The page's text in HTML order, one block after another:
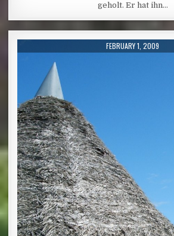
geholt. Er hat ihn…
PUBLISHED DATE:
FEBRUARY 1, 2009